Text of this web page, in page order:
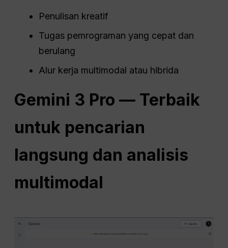
Penulisan kreatif
Tugas pemrograman yang cepat dan
berulang
Alur kerja multimodal atau hibrida
Gemini 3 Pro — Terbaik
untuk pencarian
langsung dan analisis
multimodal